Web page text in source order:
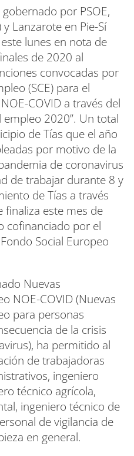
por PSOE,
y Lanzarote en Pie-Sí
lunes en nota de
de 2020 al
convocadas por
(SCE) para el
COVID a través del
empleo 2020”. Un total
de Tías que el año
por motivo de la
de coronavirus
de trabajar durante 8 y
de Tías a través
finaliza este mes de
cofinanciado por el
Social Europeo
Nuevas
NOE-COVID (Nuevas
para personas
de la crisis
ha permitido al
de trabajadoras
ingeniero
técnico agrícola,
ingeniero técnico de
de vigilancia de
en general.